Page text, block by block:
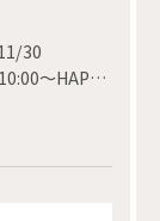
30
12/1(日)10:00〜HAPPY BAG 販売開始✨